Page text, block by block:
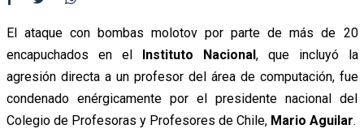
El ataque con bombas molotov por parte de más de 20
encapuchados en el Instituto Nacional, que incluyó la
agresión directa a un profesor del área de computación, fue
condenado enérgicamente por el presidente nacional del
Colegio de Profesoras y Profesores de Chile, Mario Aguilar.